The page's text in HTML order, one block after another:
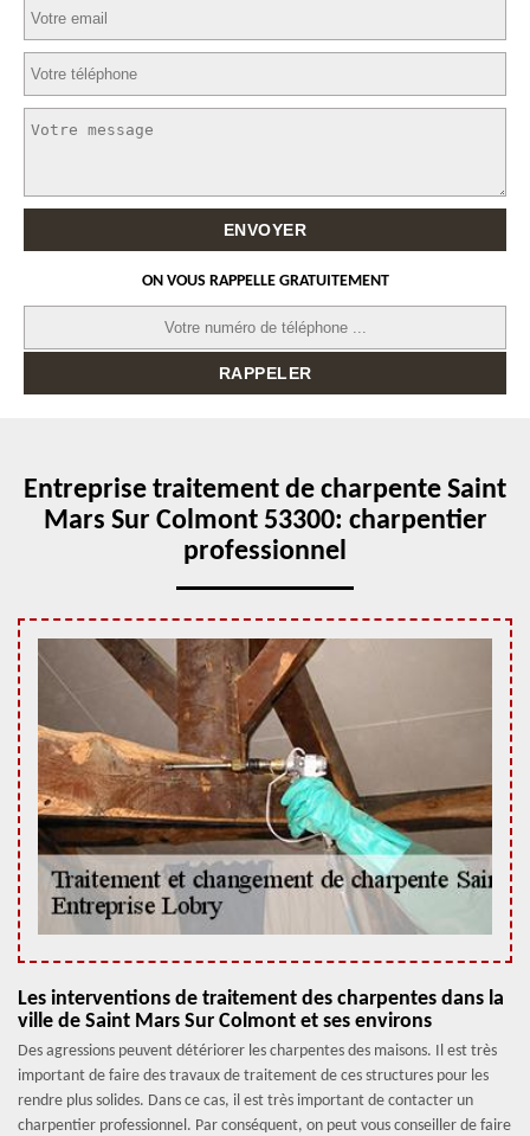
ON VOUS RAPPELLE GRATUITEMENT
Entreprise traitement de charpente Saint
Mars Sur Colmont 53300: charpentier
professionnel
Les interventions de traitement des charpentes dans la
ville de Saint Mars Sur Colmont et ses environs
Des agressions peuvent détériorer les charpentes des maisons. Il est très
important de faire des travaux de traitement de ces structures pour les
rendre plus solides. Dans ce cas, il est très important de contacter un
charpentier professionnel. Par conséquent, on peut vous conseiller de faire